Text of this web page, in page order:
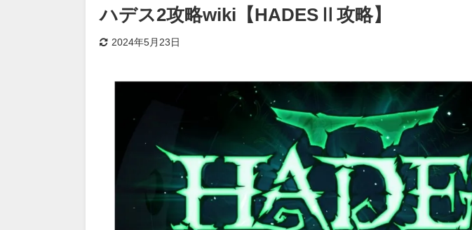
ハデス2攻略wiki【HADESⅡ攻略】
2024年5月23日